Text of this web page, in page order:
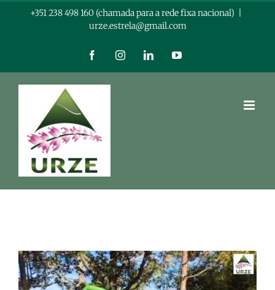
+351 238 498 160 (chamada para a rede fixa nacional)
urze.estrela@gmail.com
FacebookInstagramLinkedInYouTube
View
Larger